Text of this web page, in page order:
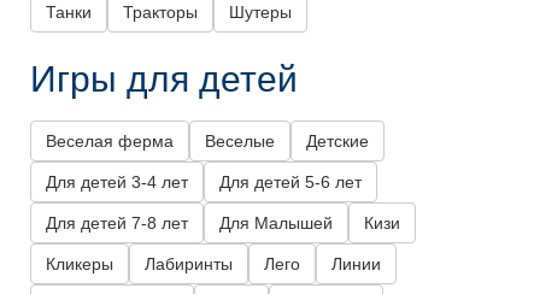
Танки Тракторы Шутеры
Игры для детей
Веселая ферма Веселые Детские
Для детей 3-4 лет Для детей 5-6 лет
Для детей 7-8 лет Для Малышей Кизи
Кликеры Лабиринты Лего Линии